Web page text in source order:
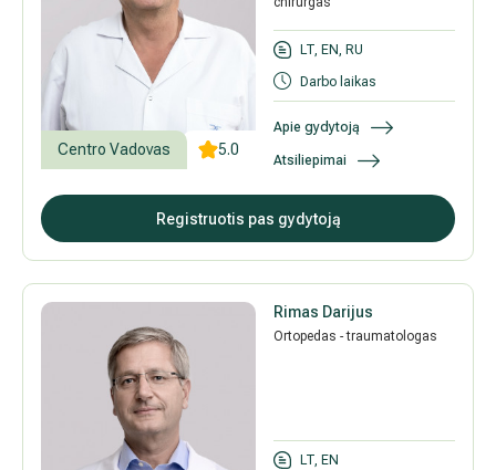
5.0
Centro Vadovas
LT, EN, RU
Darbo laikas
Apie gydytoją
Atsiliepimai
Registruotis pas gydytoją
Rimas Darijus
Ortopedas - traumatologas
LT, EN